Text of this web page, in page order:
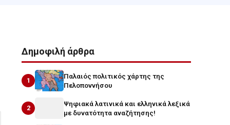
Δημοφιλή άρθρα
1
Παλαιός πολιτικός χάρτης της
Πελοποννήσου
2
Ψηφιακά λατινικά και ελληνικά λεξικά
με δυνατότητα αναζήτησης!